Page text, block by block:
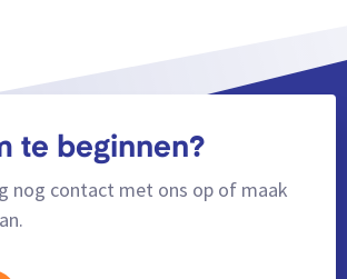
te beginnen?
nog contact met ons op of maak